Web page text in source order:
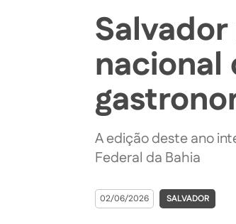
nacional
A edição deste ano
Federal da Bahia
02/06/2026 SALVADOR